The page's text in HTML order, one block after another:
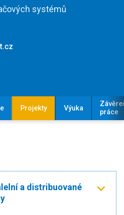
systémů
Projekty Výuka
práce
a distribuované